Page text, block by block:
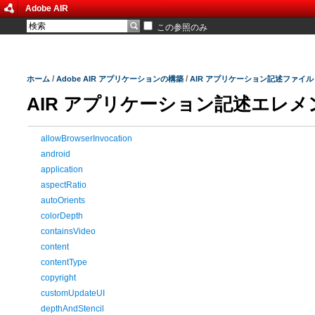
Adobe AIR
この参照のみ
ホーム / Adobe AIR アプリケーションの構築 / AIR アプリケーション記述ファイル
AIR アプリケーション記述エレメ
allowBrowserInvocation
android
application
aspectRatio
autoOrients
colorDepth
containsVideo
content
contentType
copyright
customUpdateUI
depthAndStencil